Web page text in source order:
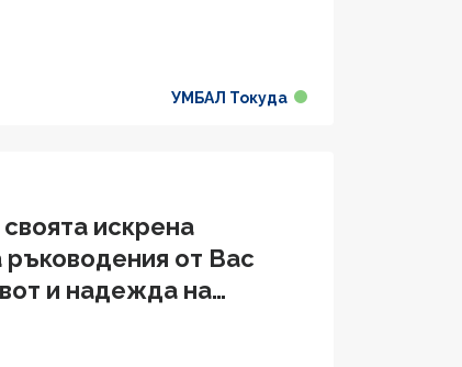
УМБАЛ Токуда
искрена
ръководения от Вас
и надежда на